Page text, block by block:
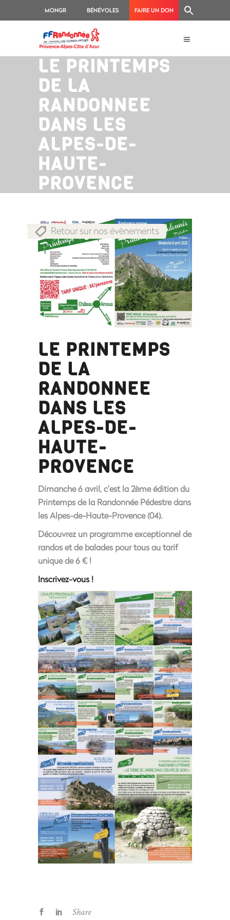
MONGR BÉNÉVOLES FAIRE UN DON
LE PRINTEMPS
DE LA
RANDONNEE
DANS LES
ALPES-DE-
HAUTE-
PROVENCE
Retour sur nos évènements
LE PRINTEMPS
DE LA
RANDONNEE
DANS LES
ALPES-DE-
HAUTE-
PROVENCE
Dimanche 6 avril, c’est la 2ème éditiondu
Printemps de la Randonnée Pédestredans
les Alpes-de-Haute-Provence (04).
Découvrez un programme exceptionnel de
randos et de balades pour tous autarif
unique de 6 €!
Inscrivez-vous !
Share